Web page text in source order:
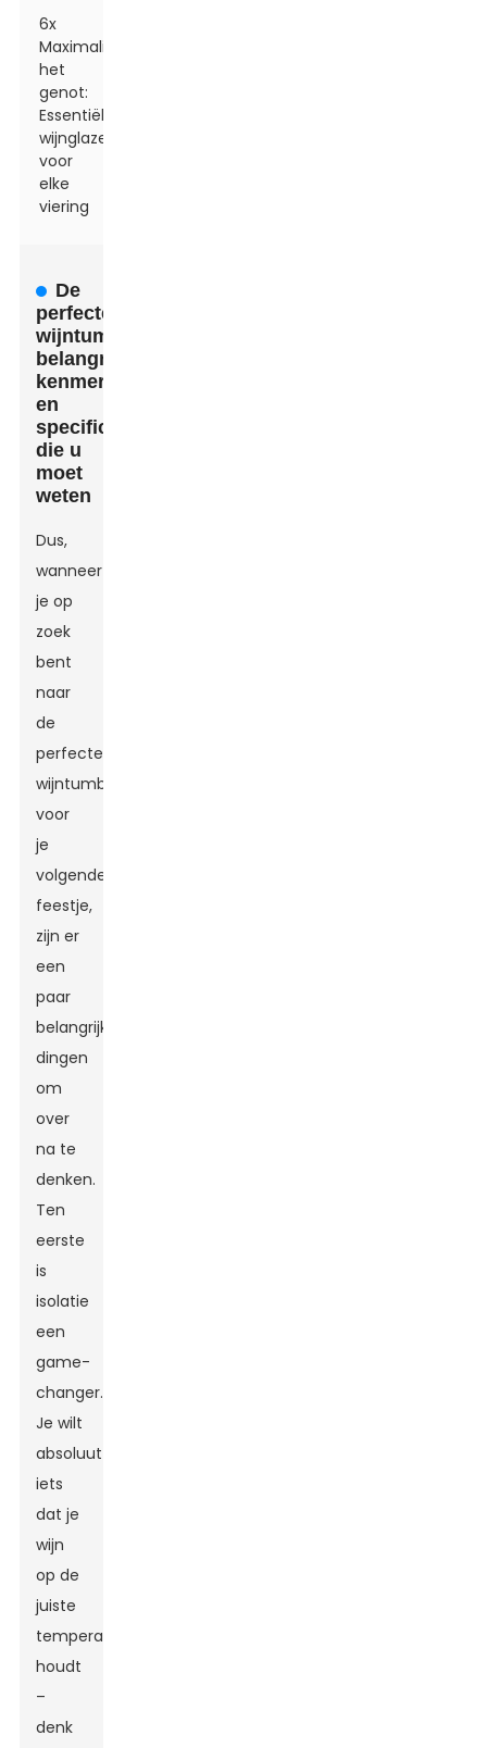
6x
Maximaliseer
het
genot:
Essentiële
wijnglazen
voor
elke
viering
De
perfecte
wijntumbler:
belangrijkste
kenmerken
en
specificaties
die u
moet
weten
Dus,
wanneer
je op
zoek
bent
naar
de
perfecte
wijntumbler
voor
je
volgende
feestje,
zijn er
een
paar
belangrijke
dingen
om
over
na te
denken.
Ten
eerste
is
isolatie
een
game-
changer.
Je wilt
absoluut
iets
dat je
wijn
op de
juiste
temperatuur
houdt
–
denk